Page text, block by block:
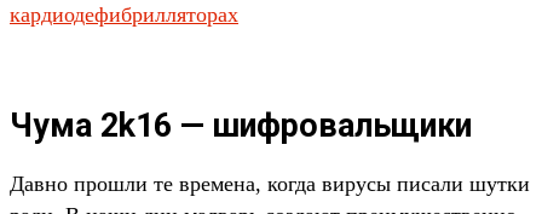
кардиодефибрилляторах
Чума 2k16 — шифровальщики
Давно прошли те времена, когда вирусы писали шутки